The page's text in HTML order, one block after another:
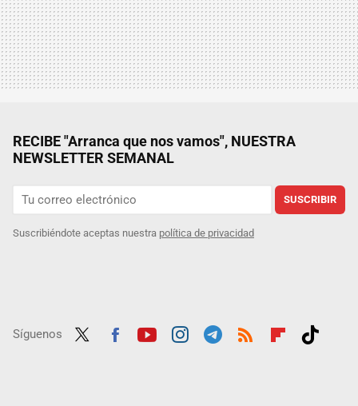
RECIBE "Arranca que nos vamos", NUESTRA
NEWSLETTER SEMANAL
SUSCRIBIR
Suscribiéndote aceptas nuestra política de privacidad
Síguenos